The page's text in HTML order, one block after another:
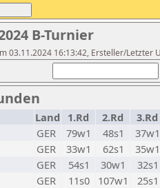
B-Turnier
03.11.2024 16:13:42, Ersteller/Letzter
Land 1.Rd 2.Rd
3.Rd
GER 79w1 48s1
37w1
GER 33w1 62s1
35w1
GER 54s1 30w1
32s1
GER 11s0 107w1
25s1